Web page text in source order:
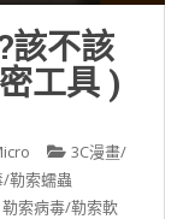
該不該
工具 )
3C漫畫/
勒索蠕蟲
勒索病毒/勒索軟